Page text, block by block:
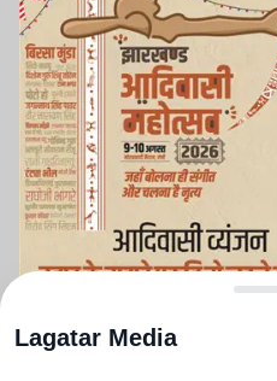
Lagatar Media